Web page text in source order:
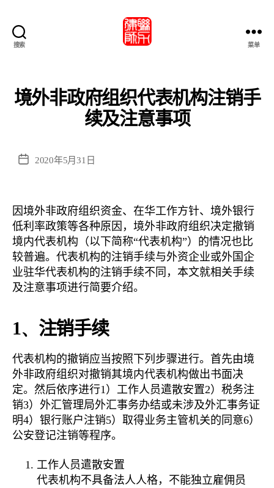
搜索
联
力
律
市
联
力
律
师
事
务
菜单
境外非政府组织代表机构注销手
续及注意事项
发
2020年5月31日
因境外非政府组织资金、在华工作方针、境外银行
低利率政策等各种原因，境外非政府组织决定撤销
境内代表机构（以下简称“代表机构”）的情况也比
较普遍。代表机构的注销手续与外资企业或外国企
业驻华代表机构的注销手续不同，本文就相关手续
及注意事项进行简要介绍。
1、 注销手续
代表机构的撤销应当按照下列步骤进行。首先由境
外非政府组织对撤销其境内代表机构做出书面决
定。然后依序进行1）工作人员遣散安置2）税务注
销3）外汇管理局外汇事务办结或未涉及外汇事务证
明4）银行账户注销5）取得业务主管机关的同意6）
公安登记注销等程序。
工作人员遣散安置
代表机构不具备法人人格，不能独立雇佣员